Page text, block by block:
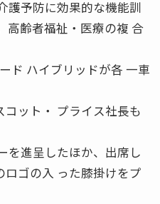
護予防に効果的な機能訓
高齢者福祉・医療の複 合
ド ハイブリッドが各 一車
ット・ プライス社長も
を進呈したほか、出席し
ゴの入 った膝掛けをプ